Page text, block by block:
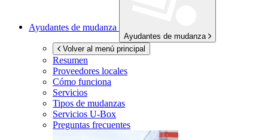
Ayudantes de mudanza
Ayudantes de mudanza
Volver al menú principal
Resumen
Proveedores locales
Cómo funciona
Servicios
Tipos de mudanzas
Servicios U-Box
Preguntas frecuentes